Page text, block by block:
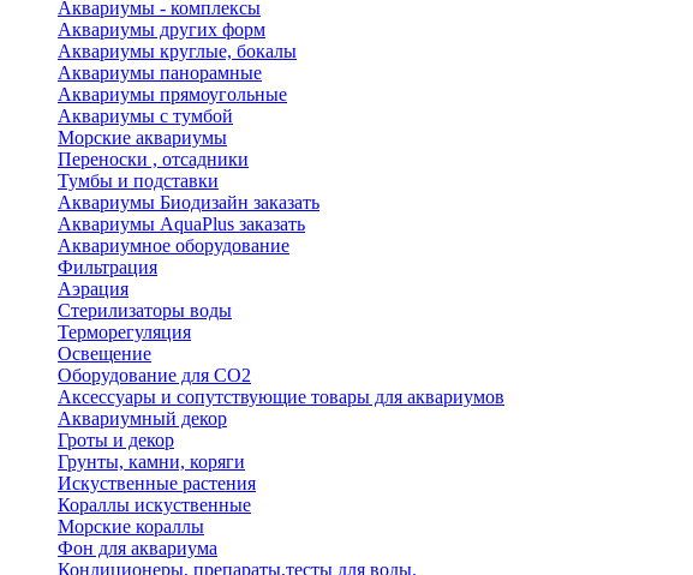
Аквариумы - комплексы
Аквариумы других форм
Аквариумы круглые, бокалы
Аквариумы панорамные
Аквариумы прямоугольные
Аквариумы с тумбой
Морские аквариумы
Переноски , отсадники
Тумбы и подставки
Аквариумы Биодизайн заказать
Аквариумы AquaPlus заказать
Аквариумное оборудование
Фильтрация
Аэрация
Стерилизаторы воды
Терморегуляция
Освещение
Оборудование для CO2
Аксессуары и сопутствующие товары для аквариумов
Аквариумный декор
Гроты и декор
Грунты, камни, коряги
Искуственные растения
Кораллы искуственные
Морские кораллы
Фон для аквариума
Кондиционеры, препараты,тесты для воды.